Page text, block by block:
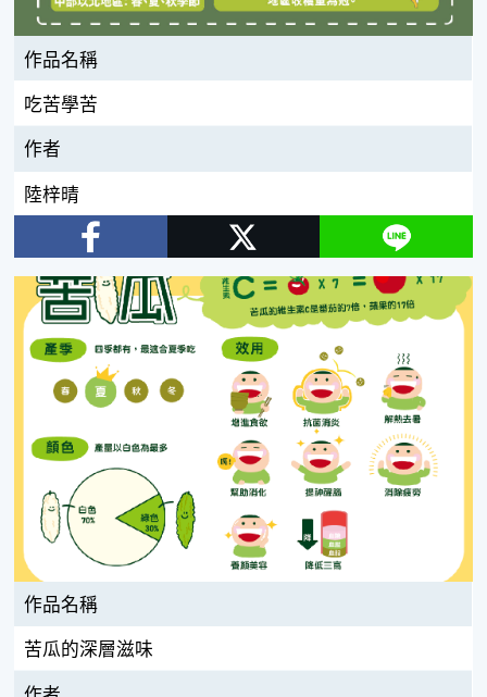
Facebook
作品名稱
吃苦學苦
作者
陸梓晴
作品名稱
苦瓜的深層滋味